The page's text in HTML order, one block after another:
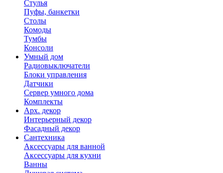
Стулья
Пуфы, банкетки
Столы
Комоды
Тумбы
Консоли
Умный дом
Радиовыключатели
Блоки управления
Датчики
Сервер умного дома
Комплекты
Арх. декор
Интерьерный декор
Фасадный декор
Сантехника
Аксессуары для ванной
Аксессуары для кухни
Ванны